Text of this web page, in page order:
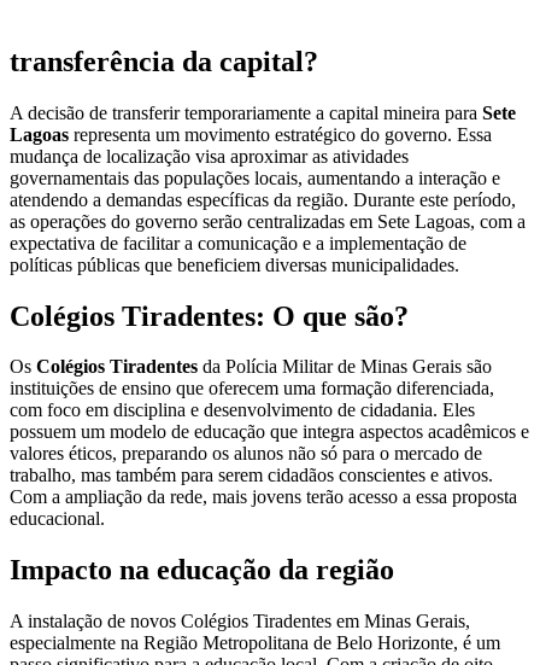
transferência da capital?
A decisão de transferir temporariamente a capital mineira para Sete
Lagoas representa um movimento estratégico do governo. Essa
mudança de localização visa aproximar as atividades
governamentais das populações locais, aumentando a interação e
atendendo a demandas específicas da região. Durante este período,
as operações do governo serão centralizadas em Sete Lagoas, com a
expectativa de facilitar a comunicação e a implementação de
políticas públicas que beneficiem diversas municipalidades.
Colégios Tiradentes: O que são?
Os Colégios Tiradentes da Polícia Militar de Minas Gerais são
instituições de ensino que oferecem uma formação diferenciada,
com foco em disciplina e desenvolvimento de cidadania. Eles
possuem um modelo de educação que integra aspectos acadêmicos e
valores éticos, preparando os alunos não só para o mercado de
trabalho, mas também para serem cidadãos conscientes e ativos.
Com a ampliação da rede, mais jovens terão acesso a essa proposta
educacional.
Impacto na educação da região
A instalação de novos Colégios Tiradentes em Minas Gerais,
especialmente na Região Metropolitana de Belo Horizonte, é um